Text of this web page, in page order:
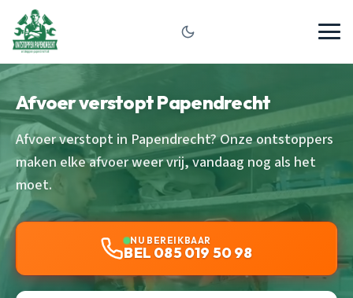
Afvoer verstopt Papendrecht
Afvoer verstopt in Papendrecht? Onze ontstoppers
maken elke afvoer weer vrij, vandaag nog als het
moet.
NU BEREIKBAAR
BEL 085 019 50 98